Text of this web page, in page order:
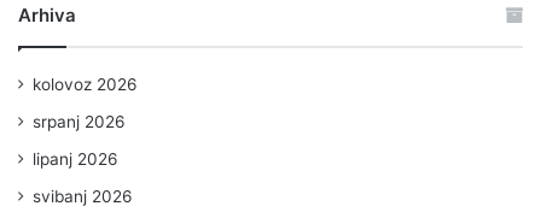
Arhiva
kolovoz 2026
srpanj 2026
lipanj 2026
svibanj 2026